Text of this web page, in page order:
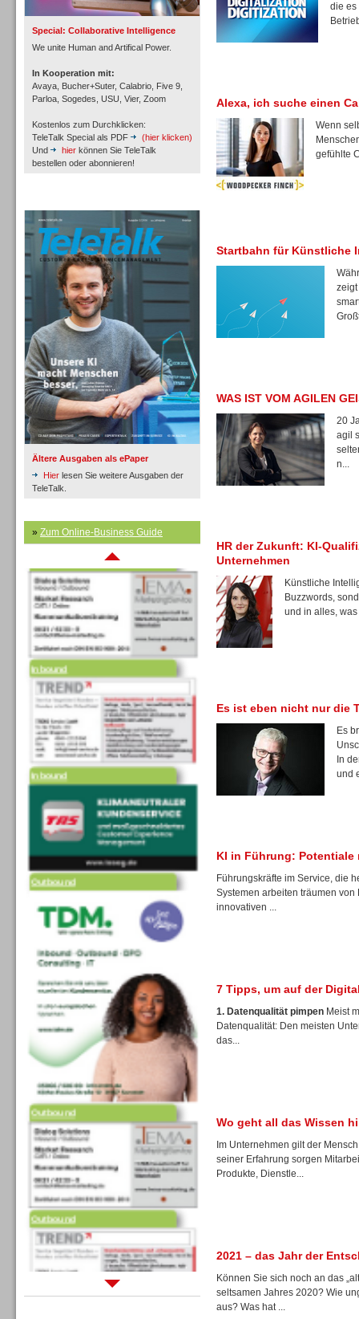
Special: Collaborative Intelligence
We unite Human and Artifical Power.
In Kooperation mit:
Avaya, Bucher+Suter, Calabrio, Five 9,
Parloa, Sogedes, USU, Vier, Zoom
Kostenlos zum Durchklicken:
TeleTalk Special als PDF
(hier klicken)
Und
hier können Sie TeleTalk
bestellen oder abonnieren!
Ältere Ausgaben als ePaper
Hier lesen Sie weitere Ausgaben der
TeleTalk.
» Zum Online-Business Guide
Inbound
Inbound
Inbound
Inbound
Outbound
Outbound
Outbound
Sprachdialogsysteme u. Ki/
die es
Alexa, ich suche einen
Wenn
gefühlte
Startbahn für Künstliche
WAS IST VOM AGILEN
20
agil
n...
HR der Zukunft: KI-
Unternehmen
Künstliche
Buzzwords,
und in alles,
Es ist eben nicht nur die
Es
In
und
KI in Führung:
Führungskräfte im Service, die
Systemen arbeiten träumen
innovativen ...
7 Tipps, um auf der
1. Datenqualität pimpen Meist
Datenqualität: Den meisten
das...
Wo geht all das Wissen
Im Unternehmen gilt der
seiner Erfahrung sorgen
Produkte, Dienstle...
2021 – das Jahr der
Können Sie sich noch an das
seltsamen Jahres 2020? Wie
aus? Was hat ...